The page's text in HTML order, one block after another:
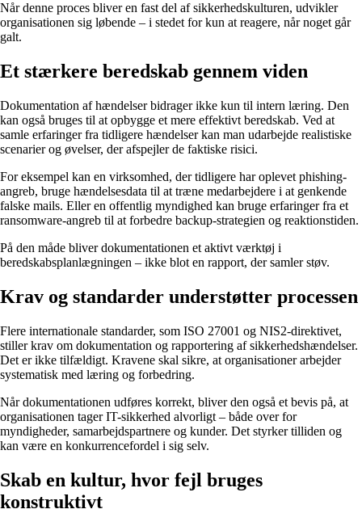
Når denne proces bliver en fast del af sikkerhedskulturen, udvikler
organisationen sig løbende – i stedet for kun at reagere, når noget går
galt.
Et stærkere beredskab gennem viden
Dokumentation af hændelser bidrager ikke kun til intern læring. Den
kan også bruges til at opbygge et mere effektivt beredskab. Ved at
samle erfaringer fra tidligere hændelser kan man udarbejde realistiske
scenarier og øvelser, der afspejler de faktiske risici.
For eksempel kan en virksomhed, der tidligere har oplevet phishing-
angreb, bruge hændelsesdata til at træne medarbejdere i at genkende
falske mails. Eller en offentlig myndighed kan bruge erfaringer fra et
ransomware-angreb til at forbedre backup-strategien og reaktionstiden.
På den måde bliver dokumentationen et aktivt værktøj i
beredskabsplanlægningen – ikke blot en rapport, der samler støv.
Krav og standarder understøtter processen
Flere internationale standarder, som ISO 27001 og NIS2-direktivet,
stiller krav om dokumentation og rapportering af sikkerhedshændelser.
Det er ikke tilfældigt. Kravene skal sikre, at organisationer arbejder
systematisk med læring og forbedring.
Når dokumentationen udføres korrekt, bliver den også et bevis på, at
organisationen tager IT-sikkerhed alvorligt – både over for
myndigheder, samarbejdspartnere og kunder. Det styrker tilliden og
kan være en konkurrencefordel i sig selv.
Skab en kultur, hvor fejl bruges
konstruktivt